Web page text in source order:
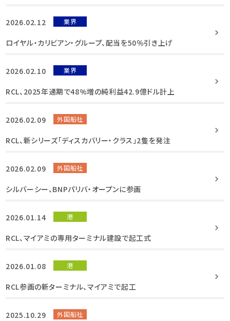
2026.02.12 業界
ロイヤル・カリビアン・グループ、配当を50％引き上げ
2026.02.10 業界
RCL、2025年通期で48%増の純利益42.9億ドル計上
2026.02.09 外国船社
RCL、新シリーズ「ディスカバリー・クラス」2隻を発注
2026.02.09 外国船社
シルバーシー、BNPパリバ・オープンに参画
2026.01.14 港
RCL、マイアミの専用ターミナル建設で起工式
2026.01.08 港
RCL参画の新ターミナル、マイアミで起工
2025.10.29 外国船社